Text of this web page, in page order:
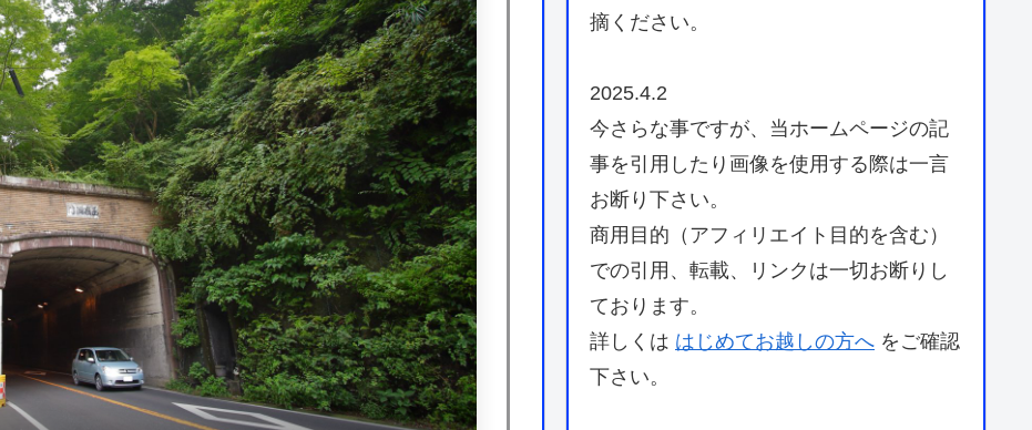
摘ください。
2025.4.2
今さらな事ですが、当ホームページの記
事を引用したり画像を使用する際は一言
お断り下さい。
商用目的（アフィリエイト目的を含む）
での引用、転載、リンクは一切お断りし
ております。
詳しくは はじめてお越しの方へ をご確認
下さい。